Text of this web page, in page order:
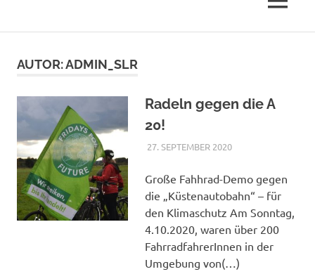
Nord-
West
e.
V.
MENÜ
AUTOR:ADMIN_SLR
Radeln gegen die A
20!
27. SEPTEMBER 2020ADMIN_SLR
Große Fahhrad-Demo gegen
die „Küstenautobahn“ – für
den Klimaschutz Am Sonntag,
4.10.2020, waren über 200
FahrradfahrerInnen in der
Umgebung von(…)